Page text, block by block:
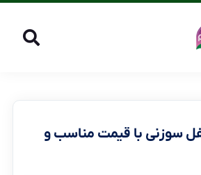
سوزنی با قیمت مناسب و